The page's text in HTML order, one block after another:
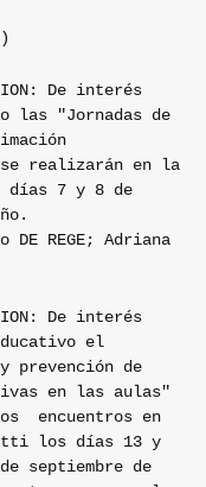
De interés
las "Jornadas de
se realizarán en la
días 7 y 8 de
DE REGE; Adriana
De interés
el
prevención de
en las aulas"
encuentros en
los días 13 y
septiembre de